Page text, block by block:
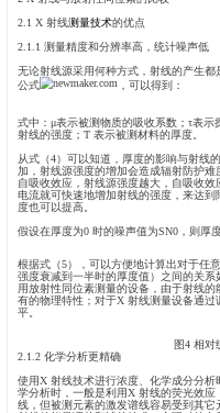
连续光谱的强度随热电子
线的效率与ZV 成正比。
波长与靶材料有关。特征谱
式中：R 为里德伯常数（
由于产生的X 射线是连续
2 X 射线与放射性同位素的
2.1 X 射线测量技术的优点
2.1.1 测量精度和分辨率高
无论射线源采用何种方式
公式
，可以